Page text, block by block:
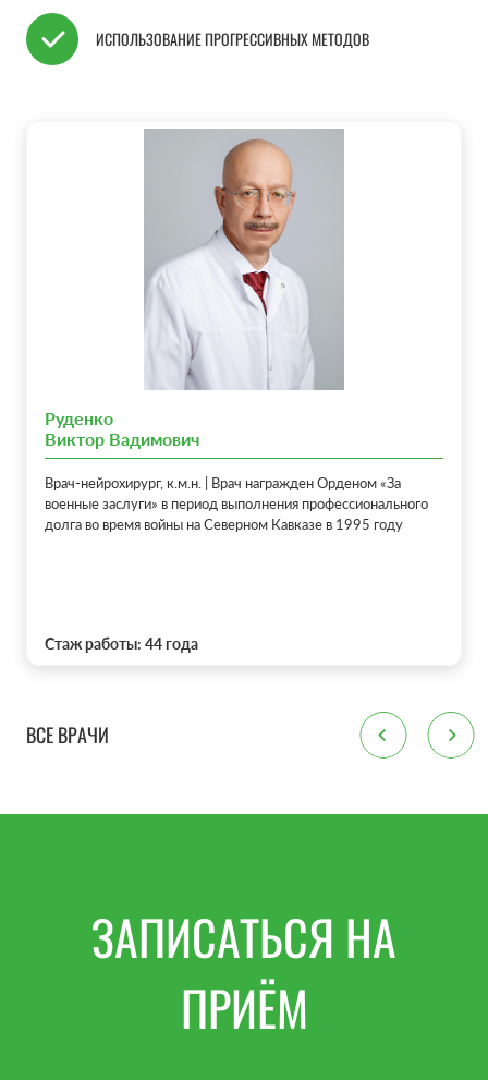
ИСПОЛЬЗОВАНИЕ ПРОГРЕССИВНЫХ МЕТОДОВ
Руденко
Виктор Вадимович
Врач-нейрохирург, к.м.н. | Врач награжден Орденом «За
военные заслуги» в период выполнения профессионального
долга во время войны на Северном Кавказе в 1995 году
Стаж работы: 44 года
ВСЕ ВРАЧИ
ЗАПИСАТЬСЯ НА
ПРИЁМ